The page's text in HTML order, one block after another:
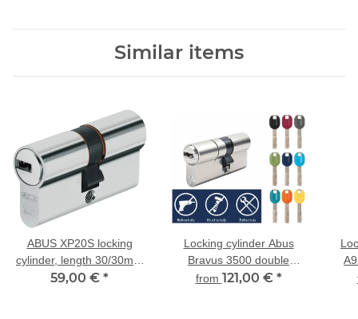
Similar items
ABUS XP20S locking
cylinder, length 30/30mm
*Special offer, B-stock
59,00 € *
Locking cylinder Abus
Bravus 3500 double
profile cylinder with
from 121,00 € *